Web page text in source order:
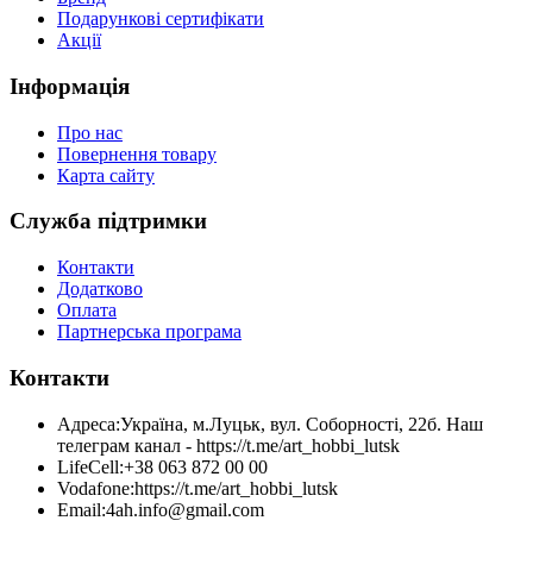
Подарункові сертифікати
Акції
Інформація
Про нас
Повернення товару
Карта сайту
Служба підтримки
Контакти
Додатково
Оплата
Партнерська програма
Контакти
Адреса:Україна, м.Луцьк, вул. Соборності, 22б. Наш
телеграм канал - https://t.me/art_hobbi_lutsk
LifeCell:+38 063 872 00 00
Vodafone:https://t.me/art_hobbi_lutsk
Email:4ah.info@gmail.com